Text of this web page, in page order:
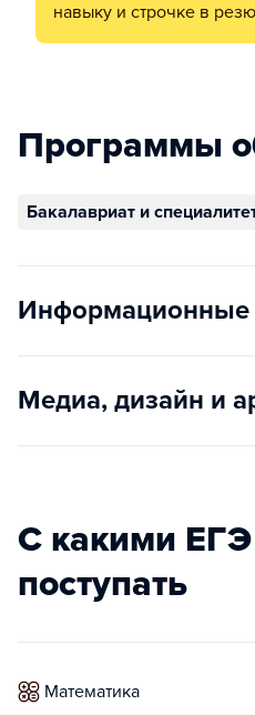
навыку и строчке в
Программы
Бакалавриат и
Информационные
Медиа, дизайн и
С какими
поступать
математика